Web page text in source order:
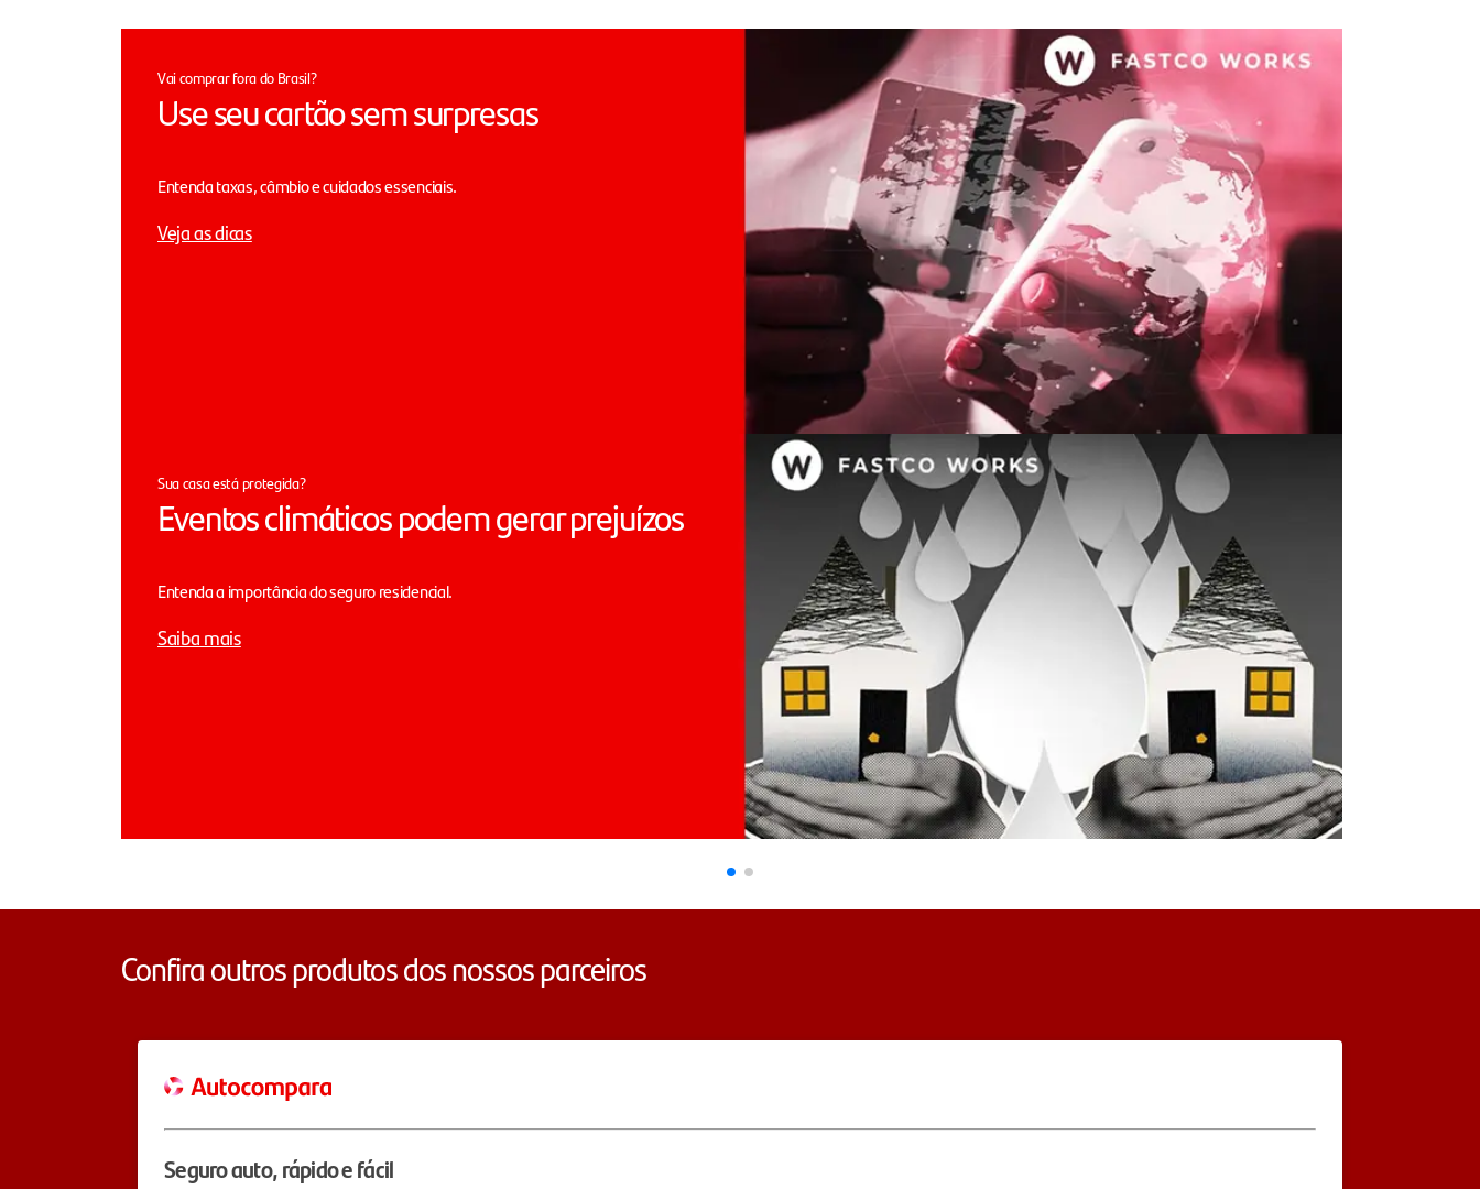
Vai comprar fora do Brasil?
Use seu cartão sem surpresas
Entenda taxas, câmbio e cuidados essenciais.
Veja as dicas
Sua casa está protegida?
Eventos climáticos podem gerar prejuízos
Entenda a importância do seguro residencial.
Saiba mais
Confira outros produtos dos nossos parceiros
Seguro auto, rápido e fácil